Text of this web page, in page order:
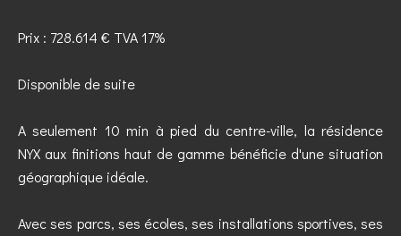
Prix : 728.614 € TVA 17%
Disponible de suite
A seulement 10 min à pied du centre-ville, la résidence
NYX aux finitions haut de gamme bénéficie d'une situation
géographique idéale.
Avec ses parcs, ses écoles, ses installations sportives, ses